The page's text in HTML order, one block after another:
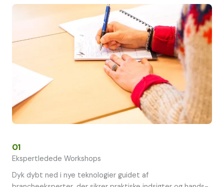
01
Ekspertledede Workshops
Dyk dybt ned i nye teknologier guidet af